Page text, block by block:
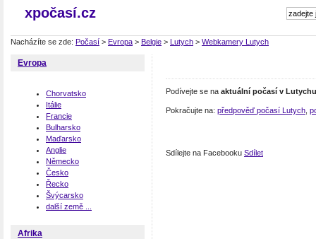
xpočasí.cz
Nacházíte se zde: Počasí > Evropa > Belgie > Lutych > Webkamery Lutych
Evropa
Chorvatsko
Itálie
Francie
Bulharsko
Maďarsko
Anglie
Německo
Česko
Řecko
Švýcarsko
další země ...
Afrika
Podívejte se na aktuální počasí v Lutychu
Pokračujte na: předpověď počasí Lutych
Sdílejte na Facebooku Sdílet